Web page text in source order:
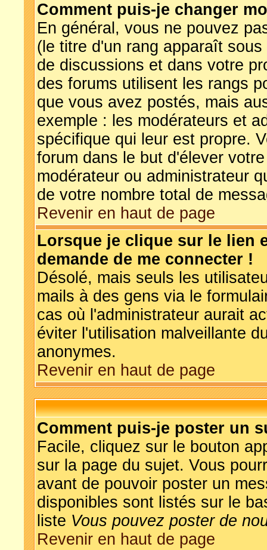
Comment puis-je changer
En général, vous ne pouvez
(le titre d'un rang apparaît
de discussions et dans votre
des forums utilisent les rangs
que vous avez postés, mais
exemple : les modérateurs et
spécifique qui leur est propre.
forum dans le but d'élever
modérateur ou administrateur
de votre nombre total de
Revenir en haut de page
Lorsque je clique sur le lien
demande de me connecter !
Désolé, mais seuls les
mails à des gens via le
cas où l'administrateur aurait
éviter l'utilisation malveillante
anonymes.
Revenir en haut de page
Comment puis-je poster un
Facile, cliquez sur le bouton
sur la page du sujet. Vous
avant de pouvoir poster un
disponibles sont listés sur le
liste Vous pouvez poster de
Revenir en haut de page